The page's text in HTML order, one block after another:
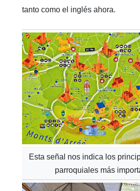
tanto como el inglés ahora.
Esta señal nos indica los
parroquiales más